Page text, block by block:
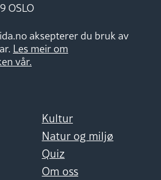
OSLO
aksepterer du bruk av
Les meir om
vår.
Kultur
Natur og miljø
Quiz
Om oss